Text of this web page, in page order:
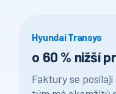
Hyundai Transys
o 60 % nižší
Faktury se